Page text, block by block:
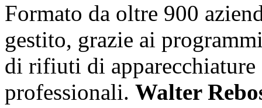
Formato da oltre 900
gestito, grazie ai
di rifiuti di
professionali. Walter